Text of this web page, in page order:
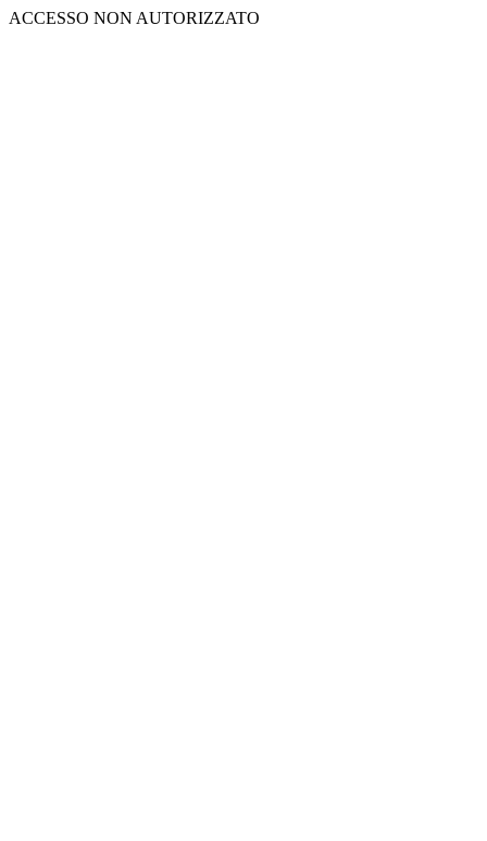
ACCESSO NON AUTORIZZATO